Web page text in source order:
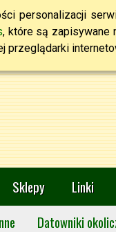
personalizacji
, które są zapisywane
przeglądarki
Sklepy Linki
Datowniki